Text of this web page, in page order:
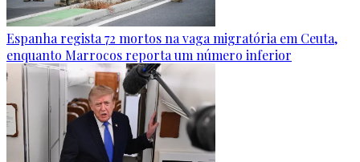
Espanha regista 72 mortos na vaga migratória em Ceuta,
enquanto Marrocos reporta um número inferior